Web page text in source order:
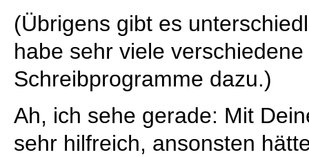
(Übrigens gibt es
habe sehr viele
Schreibprogramme dazu.)
Ah, ich sehe gerade: Mit
sehr hilfreich, ansonsten